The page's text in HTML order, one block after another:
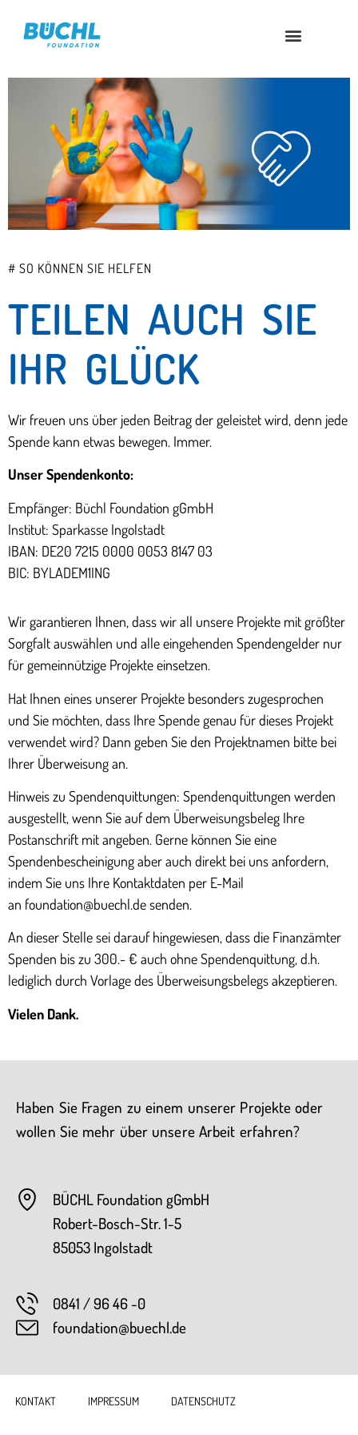
# SO KÖNNEN SIE HELFEN
TEILEN AUCH SIE
IHR GLÜCK
Wir freuen uns über jeden Beitrag der geleistet wird, denn jede
Spende kann etwas bewegen. Immer.
Unser Spendenkonto:
Empfänger: Büchl Foundation gGmbH
Institut: Sparkasse Ingolstadt
IBAN: DE20 7215 0000 0053 8147 03
BIC: BYLADEM1ING
Wir garantieren Ihnen, dass wir all unsere Projekte mit größter
Sorgfalt auswählen und alle eingehenden Spendengelder nur
für gemeinnützige Projekte einsetzen.
Hat Ihnen eines unserer Projekte besonders zugesprochen
und Sie möchten, dass Ihre Spende genau für dieses Projekt
verwendet wird? Dann geben Sie den Projektnamen bitte bei
Ihrer Überweisung an.
Hinweis zu Spendenquittungen: Spendenquittungen werden
ausgestellt, wenn Sie auf dem Überweisungsbeleg Ihre
Postanschrift mit angeben. Gerne können Sie eine
Spendenbescheinigung aber auch direkt bei uns anfordern,
indem Sie uns Ihre Kontaktdaten per E-Mail
an foundation@buechl.desenden.
An dieser Stelle sei darauf hingewiesen, dass die Finanzämter
Spenden bis zu 300.- € auch ohne Spendenquittung, d.h.
lediglich durch Vorlage des Überweisungsbelegs akzeptieren.
Vielen Dank.
Haben Sie Fragen zu einem unserer Projekte oder
wollen Sie mehr über unsere Arbeit erfahren?
BÜCHL Foundation gGmbH
Robert-Bosch-Str. 1-5
85053 Ingolstadt
0841 / 96 46 -0
foundation@buechl.de
KONTAKT IMPRESSUM DATENSCHUTZ